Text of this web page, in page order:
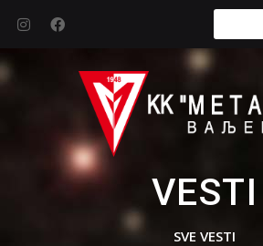
VESTI
SVE VESTI